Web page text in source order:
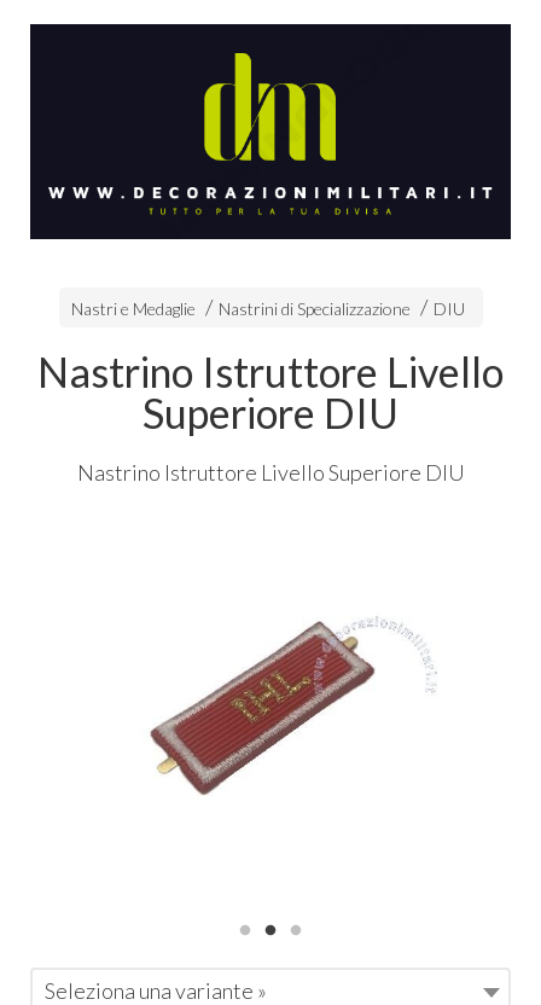
Nastri e Medaglie Nastrini di Specializzazione DIU
Nastrino Istruttore Livello
Superiore DIU
Nastrino Istruttore Livello Superiore DIU
Seleziona una variante »